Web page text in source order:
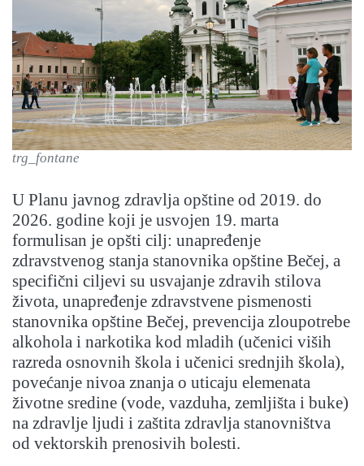
trg_fontane
U Planu javnog zdravlja opštine od 2019. do
2026. godine koji je usvojen 19. marta
formulisan je opšti cilj: unapređenje
zdravstvenog stanja stanovnika opštine Bečej, a
specifični ciljevi su usvajanje zdravih stilova
života, unapređenje zdravstvene pismenosti
stanovnika opštine Bečej, prevencija zloupotrebe
alkohola i narkotika kod mladih (učenici viših
razreda osnovnih škola i učenici srednjih škola),
povećanje nivoa znanja o uticaju elemenata
životne sredine (vode, vazduha, zemljišta i buke)
na zdravlje ljudi i zaštita zdravlja stanovništva
od vektorskih prenosivih bolesti.